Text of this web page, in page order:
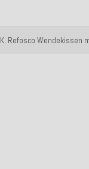
Refosco Wendekissen